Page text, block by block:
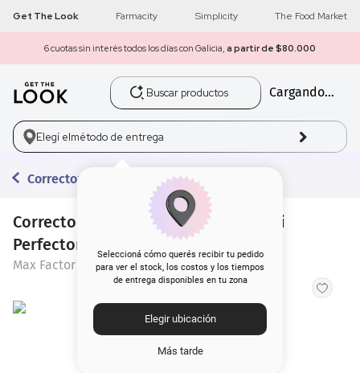
Get The Look Farmacity Simplicity The Food Market
6 cuotas sin interés todos los días con Galicia, a partir de $80.000
Buscar productos
Cargando...
Elegí elmétodo de entrega
Seleccioná cómo querés recibir tu pedido
para ver el stock, los costos y los tiempos
de entrega disponibles en tu zona
Elegir ubicación
Más tarde
Correctores
Corrector de Rostro Max Factor Multi
Perfector 9N Amber x 11 ml
Max Factor
1 get the look
2 máscara pestañas
3.
5. corrector